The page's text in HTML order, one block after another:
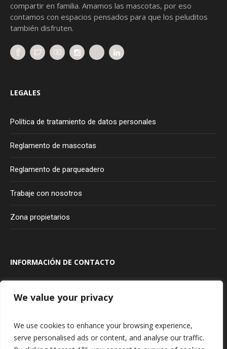
We value your privacy
We use cookies to enhance your browsing experience,
serve personalised ads or content, and analyse our traffic.
compartir en familia. Amamos las mascotas, por eso
contamos con espacios pensados para que los peluditos
también disfruten.
LEGALES
Política de tratamiento de datos personales
Reglamento de mascotas
Reglamento de parqueadero
Trabaje con nosotros
Zona propietarios
INFORMACIÓN DE CONTACTO
Transversal 100A #80A - 20